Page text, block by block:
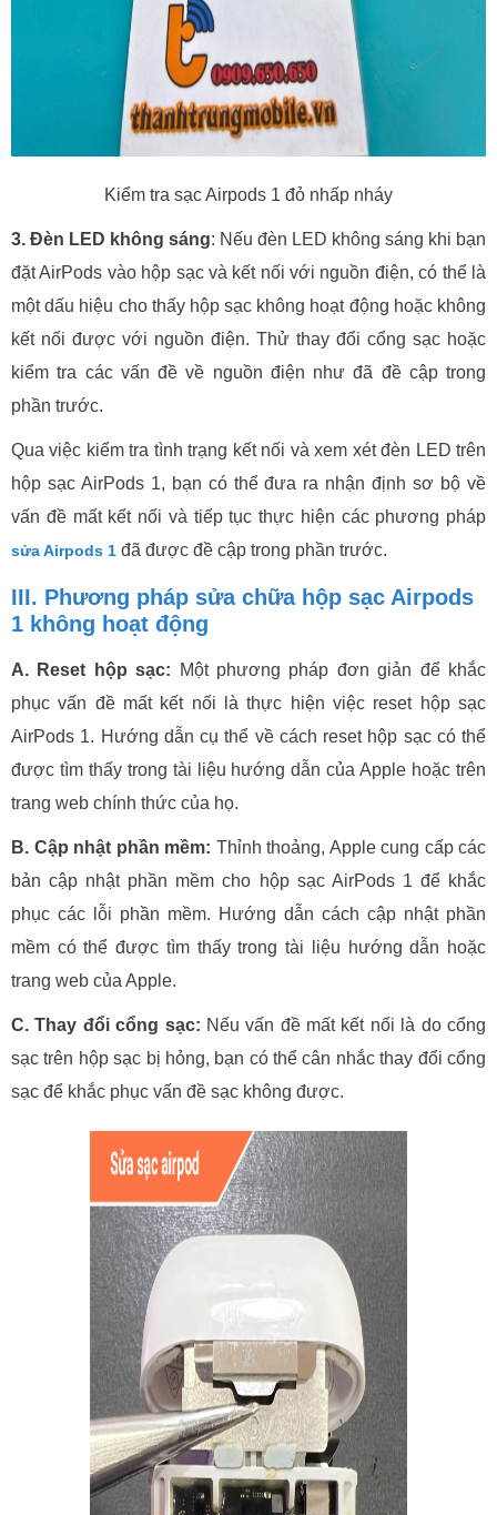
Kiểm tra sạc Airpods 1 đỏ nhấp nháy
3. Đèn LED không sáng: Nếu đèn LED không sáng khi bạn
đặt AirPods vào hộp sạc và kết nối với nguồn điện, có thể là
một dấu hiệu cho thấy hộp sạc không hoạt động hoặc không
kết nối được với nguồn điện. Thử thay đổi cổng sạc hoặc
kiểm tra các vấn đề về nguồn điện như đã đề cập trong
phần trước.
Qua việc kiểm tra tình trạng kết nối và xem xét đèn LED trên
hộp sạc AirPods 1, bạn có thể đưa ra nhận định sơ bộ về
vấn đề mất kết nối và tiếp tục thực hiện các phương pháp
sửa Airpods 1 đã được đề cập trong phần trước.
III. Phương pháp sửa chữa hộp sạc Airpods
1 không hoạt động
A. Reset hộp sạc: Một phương pháp đơn giản để khắc
phục vấn đề mất kết nối là thực hiện việc reset hộp sạc
AirPods 1. Hướng dẫn cụ thể về cách reset hộp sạc có thể
được tìm thấy trong tài liệu hướng dẫn của Apple hoặc trên
trang web chính thức của họ.
B. Cập nhật phần mềm: Thỉnh thoảng, Apple cung cấp các
bản cập nhật phần mềm cho hộp sạc AirPods 1 để khắc
phục các lỗi phần mềm. Hướng dẫn cách cập nhật phần
mềm có thể được tìm thấy trong tài liệu hướng dẫn hoặc
trang web của Apple.
C. Thay đổi cổng sạc: Nếu vấn đề mất kết nối là do cổng
sạc trên hộp sạc bị hỏng, bạn có thể cân nhắc thay đổi cổng
sạc để khắc phục vấn đề sạc không được.